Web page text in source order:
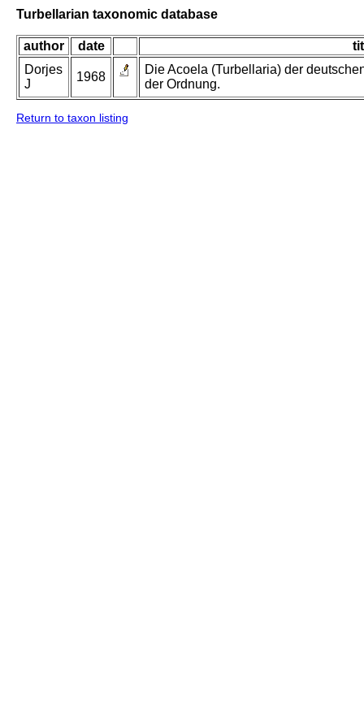
Turbellarian taxonomic database
author date
Dorjes
J
1968
Die Acoela (Turbellaria) der
der Ordnung.
Return to taxon listing